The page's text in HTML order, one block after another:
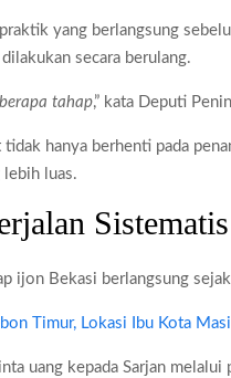
yang berlangsung
secara berulang.
tahap,” kata Deputi
hanya berhenti pada
lebih luas.
Sistematis
ijon Bekasi berlangsung
Timur, Lokasi Ibu Kota
uang kepada Sarjan